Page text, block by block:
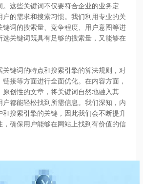
。这些关键词不仅要符合企业的业务定
户的需求和搜索习惯。我们利用专业的关
键词的搜索量、竞争程度、用户意图等进
选关键词既具有足够的搜索量，又能够在
关键词的特点和搜索引擎的算法规则，对
链接等方面进行全面优化。在内容方面，
原创性的文章，将关键词自然地融入其
户都能轻松找到所需信息。我们深知，内
和搜索引擎的关键，因此我们会不断提升
，确保用户能够在网站上找到有价值的信